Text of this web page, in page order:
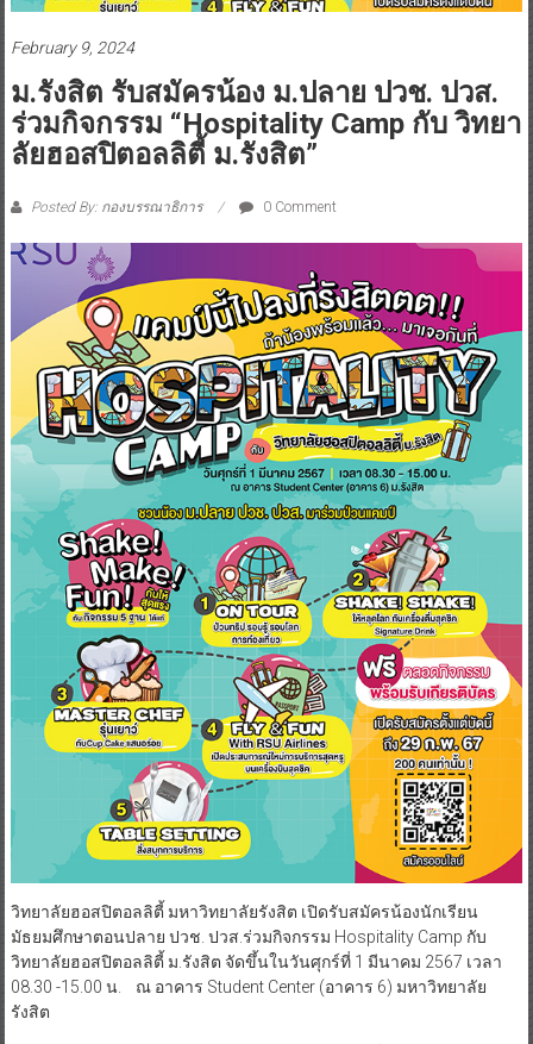
February 9, 2024
ม.รังสิต รับสมัครน้อง ม.ปลาย ปวช. ปวส.
ร่วมกิจกรรม “Hospitality Camp กับ วิทยา
ลัยฮอสปิตอลลิตี้ ม.รังสิต”
Posted By: กองบรรณาธิการ 0 Comment
วิทยาลัยฮอสปิตอลลิตี้ มหาวิทยาลัยรังสิต เปิดรับสมัครน้องนักเรียน
มัธยมศึกษาตอนปลาย ปวช. ปวส.ร่วมกิจกรรม Hospitality Camp กับ
วิทยาลัยฮอสปิตอลลิตี้ ม.รังสิต จัดขึ้นในวันศุกร์ที่ 1 มีนาคม 2567 เวลา
08.30 -15.00 น. ณ อาคาร Student Center (อาคาร 6) มหาวิทยาลัย
รังสิต